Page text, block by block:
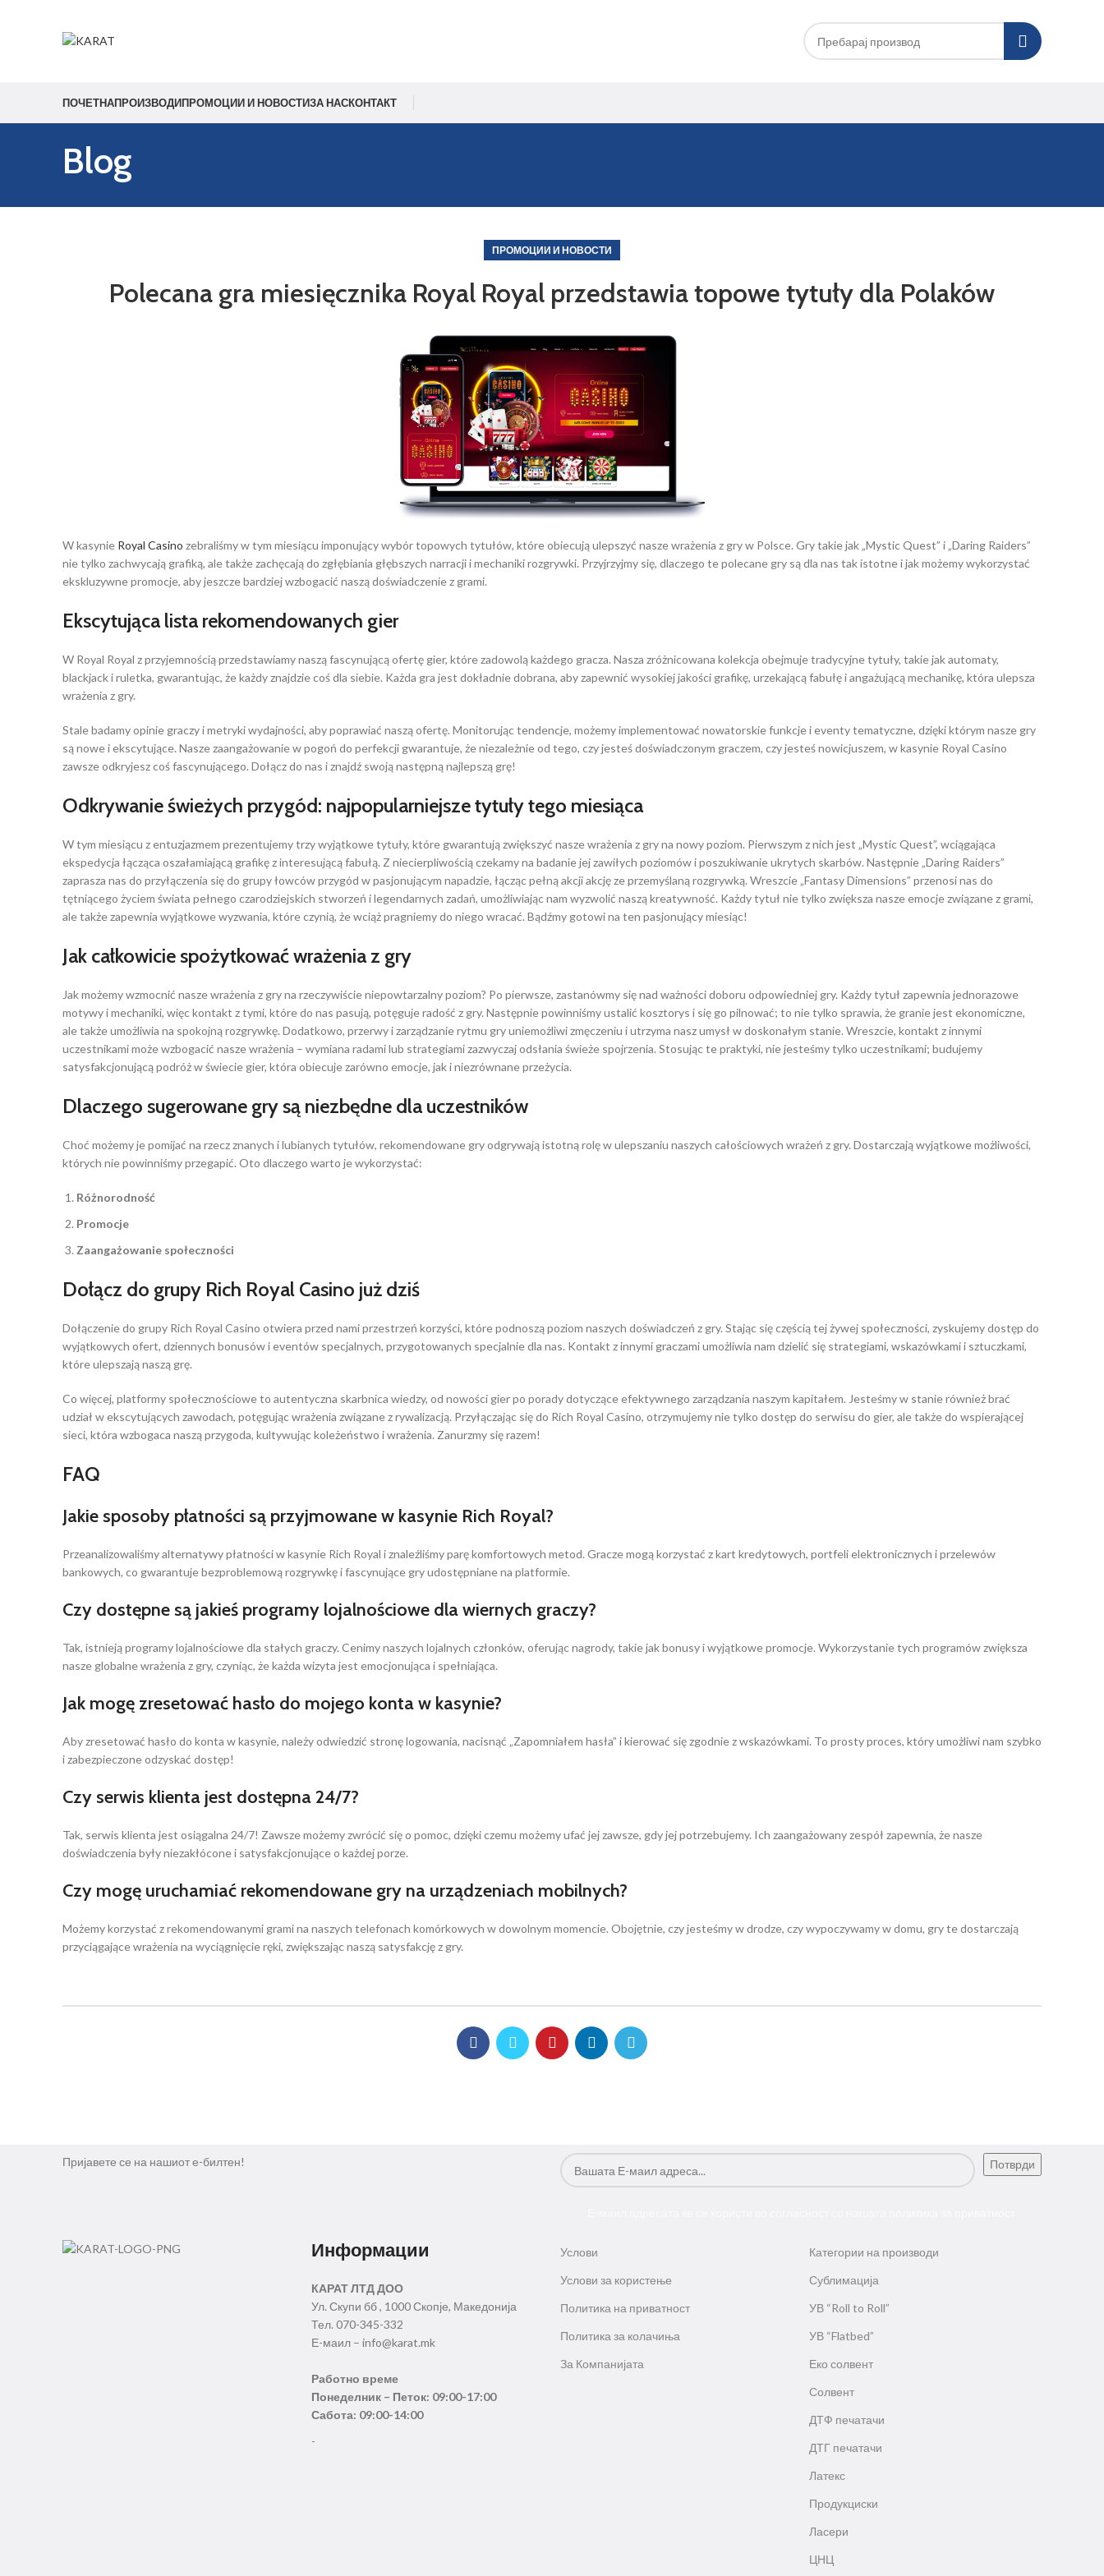
ПОЧЕТНАПРОИЗВОДИПРОМОЦИИ И НОВОСТИЗА НАСКОНТАКТ
Blog
ПРОМОЦИИ И НОВОСТИ
Polecana gra miesięcznika Royal Royal przedstawia topowe tytuły dla Polaków
W kasynie Royal Casino zebraliśmy w tym miesiącu imponujący wybór topowych tytułów, które obiecują ulepszyć nasze wrażenia z gry w Polsce. Gry takie jak „Mystic Quest” i „Daring Raiders”
nie tylko zachwycają grafiką, ale także zachęcają do zgłębiania głębszych narracji i mechaniki rozgrywki. Przyjrzyjmy się, dlaczego te polecane gry są dla nas tak istotne i jak możemy wykorzystać
ekskluzywne promocje, aby jeszcze bardziej wzbogacić naszą doświadczenie z grami.
Ekscytująca lista rekomendowanych gier
W Royal Royal z przyjemnością przedstawiamy naszą fascynującą ofertę gier, które zadowolą każdego gracza. Nasza zróżnicowana kolekcja obejmuje tradycyjne tytuły, takie jak automaty,
blackjack i ruletka, gwarantując, że każdy znajdzie coś dla siebie. Każda gra jest dokładnie dobrana, aby zapewnić wysokiej jakości grafikę, urzekającą fabułę i angażującą mechanikę, która ulepsza
wrażenia z gry.
Stale badamy opinie graczy i metryki wydajności, aby poprawiać naszą ofertę. Monitorując tendencje, możemy implementować nowatorskie funkcje i eventy tematyczne, dzięki którym nasze gry
są nowe i ekscytujące. Nasze zaangażowanie w pogoń do perfekcji gwarantuje, że niezależnie od tego, czy jesteś doświadczonym graczem, czy jesteś nowicjuszem, w kasynie Royal Casino
zawsze odkryjesz coś fascynującego. Dołącz do nas i znajdź swoją następną najlepszą grę!
Odkrywanie świeżych przygód: najpopularniejsze tytuły tego miesiąca
W tym miesiącu z entuzjazmem prezentujemy trzy wyjątkowe tytuły, które gwarantują zwiększyć nasze wrażenia z gry na nowy poziom. Pierwszym z nich jest „Mystic Quest”, wciągająca
ekspedycja łącząca oszałamiającą grafikę z interesującą fabułą. Z niecierpliwością czekamy na badanie jej zawiłych poziomów i poszukiwanie ukrytych skarbów. Następnie „Daring Raiders”
zaprasza nas do przyłączenia się do grupy łowców przygód w pasjonującym napadzie, łącząc pełną akcji akcję ze przemyślaną rozgrywką. Wreszcie „Fantasy Dimensions” przenosi nas do
tętniącego życiem świata pełnego czarodziejskich stworzeń i legendarnych zadań, umożliwiając nam wyzwolić naszą kreatywność. Każdy tytuł nie tylko zwiększa nasze emocje związane z grami,
ale także zapewnia wyjątkowe wyzwania, które czynią, że wciąż pragniemy do niego wracać. Bądźmy gotowi na ten pasjonujący miesiąc!
Jak całkowicie spożytkować wrażenia z gry
Jak możemy wzmocnić nasze wrażenia z gry na rzeczywiście niepowtarzalny poziom? Po pierwsze, zastanówmy się nad ważności doboru odpowiedniej gry. Każdy tytuł zapewnia jednorazowe
motywy i mechaniki, więc kontakt z tymi, które do nas pasują, potęguje radość z gry. Następnie powinniśmy ustalić kosztorys i się go pilnować; to nie tylko sprawia, że granie jest ekonomiczne,
ale także umożliwia na spokojną rozgrywkę. Dodatkowo, przerwy i zarządzanie rytmu gry uniemożliwi zmęczeniu i utrzyma nasz umysł w doskonałym stanie. Wreszcie, kontakt z innymi
uczestnikami może wzbogacić nasze wrażenia – wymiana radami lub strategiami zazwyczaj odsłania świeże spojrzenia. Stosując te praktyki, nie jesteśmy tylko uczestnikami; budujemy
satysfakcjonującą podróż w świecie gier, która obiecuje zarówno emocje, jak i niezrównane przeżycia.
Dlaczego sugerowane gry są niezbędne dla uczestników
Choć możemy je pomijać na rzecz znanych i lubianych tytułów, rekomendowane gry odgrywają istotną rolę w ulepszaniu naszych całościowych wrażeń z gry. Dostarczają wyjątkowe możliwości,
których nie powinniśmy przegapić. Oto dlaczego warto je wykorzystać:
Różnorodność
Promocje
Zaangażowanie społeczności
Dołącz do grupy Rich Royal Casino już dziś
Dołączenie do grupy Rich Royal Casino otwiera przed nami przestrzeń korzyści, które podnoszą poziom naszych doświadczeń z gry. Stając się częścią tej żywej społeczności, zyskujemy dostęp do
wyjątkowych ofert, dziennych bonusów i eventów specjalnych, przygotowanych specjalnie dla nas. Kontakt z innymi graczami umożliwia nam dzielić się strategiami, wskazówkami i sztuczkami,
które ulepszają naszą grę.
Co więcej, platformy społecznościowe to autentyczna skarbnica wiedzy, od nowości gier po porady dotyczące efektywnego zarządzania naszym kapitałem. Jesteśmy w stanie również brać
udział w ekscytujących zawodach, potęgując wrażenia związane z rywalizacją. Przyłączając się do Rich Royal Casino, otrzymujemy nie tylko dostęp do serwisu do gier, ale także do wspierającej
sieci, która wzbogaca naszą przygoda, kultywując koleżeństwo i wrażenia. Zanurzmy się razem!
FAQ
Jakie sposoby płatności są przyjmowane w kasynie Rich Royal?
Przeanalizowaliśmy alternatywy płatności w kasynie Rich Royal i znaleźliśmy parę komfortowych metod. Gracze mogą korzystać z kart kredytowych, portfeli elektronicznych i przelewów
bankowych, co gwarantuje bezproblemową rozgrywkę i fascynujące gry udostępniane na platformie.
Czy dostępne są jakieś programy lojalnościowe dla wiernych graczy?
Tak, istnieją programy lojalnościowe dla stałych graczy. Cenimy naszych lojalnych członków, oferując nagrody, takie jak bonusy i wyjątkowe promocje. Wykorzystanie tych programów zwiększa
nasze globalne wrażenia z gry, czyniąc, że każda wizyta jest emocjonująca i spełniająca.
Jak mogę zresetować hasło do mojego konta w kasynie?
Aby zresetować hasło do konta w kasynie, należy odwiedzić stronę logowania, nacisnąć „Zapomniałem hasła” i kierować się zgodnie z wskazówkami. To prosty proces, który umożliwi nam szybko
i zabezpieczone odzyskać dostęp!
Czy serwis klienta jest dostępna 24/7?
Tak, serwis klienta jest osiągalna 24/7! Zawsze możemy zwrócić się o pomoc, dzięki czemu możemy ufać jej zawsze, gdy jej potrzebujemy. Ich zaangażowany zespół zapewnia, że nasze
doświadczenia były niezakłócone i satysfakcjonujące o każdej porze.
Czy mogę uruchamiać rekomendowane gry na urządzeniach mobilnych?
Możemy korzystać z rekomendowanymi grami na naszych telefonach komórkowych w dowolnym momencie. Obojętnie, czy jesteśmy w drodze, czy wypoczywamy w domu, gry te dostarczają
przyciągające wrażenia na wyciągnięcie ręki, zwiększając naszą satysfakcję z gry.
Пријавете се на нашиот е-билтен!
Информации
КАРАТ ЛТД ДОО
Ул. Скупи бб , 1000 Скопје, Македонија
Тел. 070-345-332
Е-маил – info@karat.mk
Работно време
Понеделник – Петок: 09:00-17:00
Сабота: 09:00-14:00
-
Услови
Услови за користење
Политика на приватност
Политика за колачиња
За Компанијата
Категории на производи
Сублимација
УВ “Roll to Roll”
УВ “Flatbed”
Еко солвент
Солвент
ДТФ печатачи
ДТГ печатачи
Латекс
Продукциски
Ласери
ЦНЦ